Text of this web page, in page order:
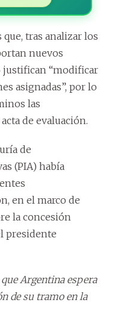
tras analizar los
nuevos
justifican “modificar
asignadas”, por lo
las
de evaluación.
de
(PIA) había
en el marco de
la concesión
presidente
Argentina espera
de su tramo en la